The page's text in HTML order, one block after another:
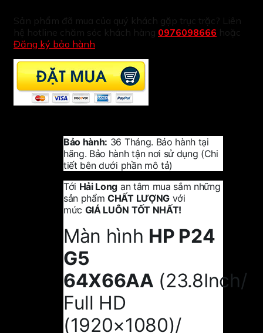
Sản phẩm đã mua của quý khách gặp trục trặc? Liên
hệ hotline chăm sóc khách hàng 0976098666 hoặc
Đăng ký bảo hành
Bảo hành: 36 Tháng. Bảo hành tại
hãng. Bảo hành tận nơi sử dụng (Chi
tiết bên dưới phần mô tả)
Tới Hải Long an tâm mua sắm những
sản phẩmCHẤT LƯỢNGvới
mức GIÁ LUÔN TỐT NHẤT!
Màn hình HP P24
G5
64X66AA (23.8Inch/
Full HD
(1920×1080)/